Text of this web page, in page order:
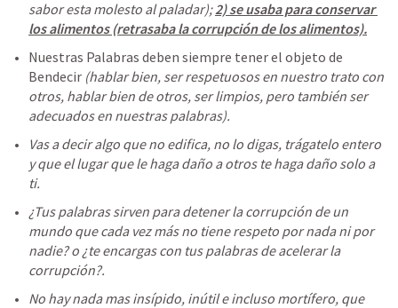
sabor esta molesto al paladar); 2) se usaba para conservar
los alimentos (retrasaba la corrupción de los alimentos).
Nuestras Palabras deben siempre tener el objeto de
Bendecir (hablar bien, ser respetuosos en nuestro trato con
otros, hablar bien de otros, ser limpios, pero también ser
adecuados en nuestras palabras).
Vas a decir algo que no edifica, no lo digas, trágatelo entero
y que el lugar que le haga daño a otros te haga daño solo a
ti.
¿Tus palabras sirven para detener la corrupción de un
mundo que cada vez más no tiene respeto por nada ni por
nadie? o ¿te encargas con tus palabras de acelerar la
corrupción?.
No hay nada mas insípido, inútil e incluso mortífero, que